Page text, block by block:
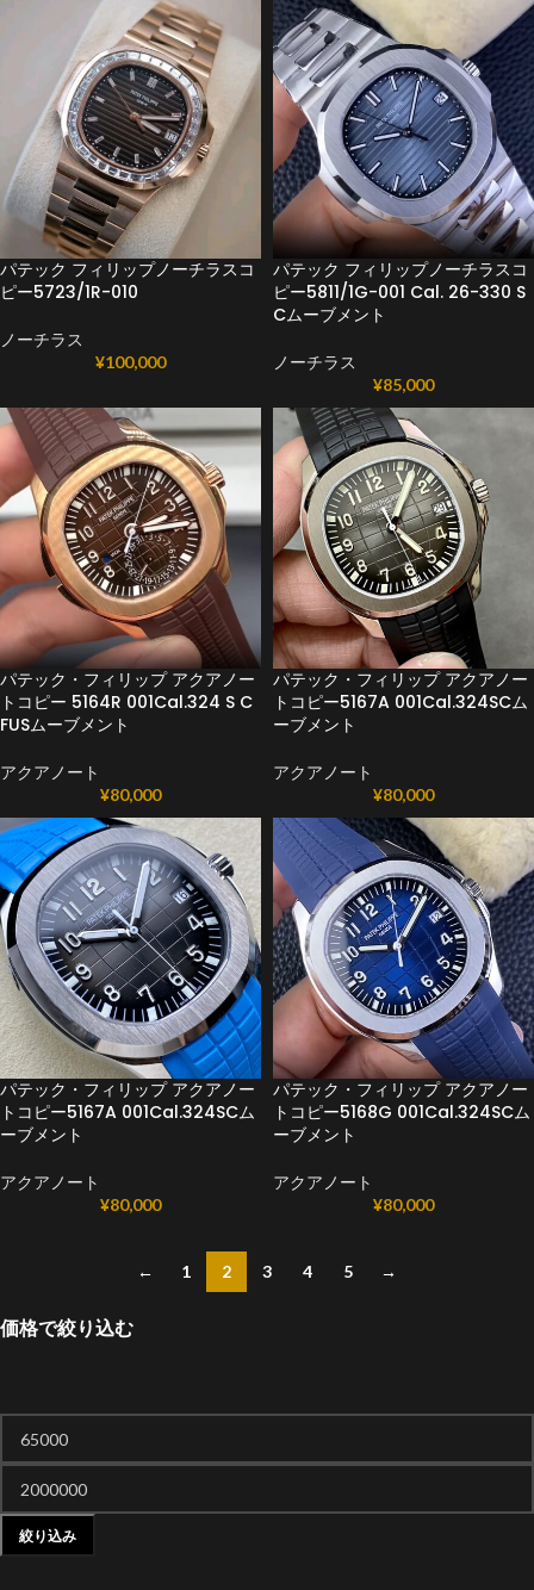
価格で絞り込む
絞り込み
パテック フィリップノーチラスコ
ピー5723/1R-010
ノーチラス
¥100,000
パテック フィリップノーチラスコ
ピー5811/1G-001 Cal. 26-330 S
Cムーブメント
ノーチラス
¥85,000
パテック・フィリップ アクアノー
トコピー 5164R 001Cal.324 S C
FUSムーブメント
アクアノート
¥80,000
パテック・フィリップ アクアノー
トコピー5167A 001Cal.324SCム
ーブメント
アクアノート
¥80,000
パテック・フィリップ アクアノー
トコピー5167A 001Cal.324SCム
ーブメント
アクアノート
¥80,000
パテック・フィリップ アクアノー
トコピー5168G 001Cal.324SCム
ーブメント
アクアノート
¥80,000
← 1 2 3 4 5 →